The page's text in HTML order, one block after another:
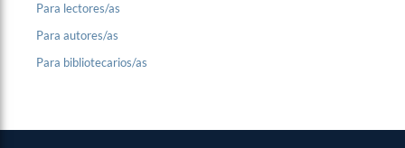
Para lectores/as
Para autores/as
Para bibliotecarios/as